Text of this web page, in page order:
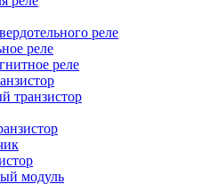
реле
реле
реле
транзистор
модуль